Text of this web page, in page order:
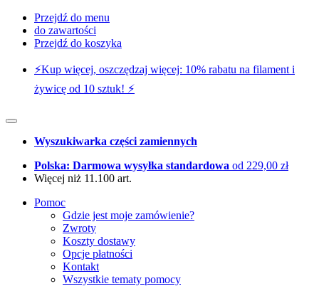
Przejdź do menu
do zawartości
Przejdź do koszyka
⚡️Kup więcej, oszczędzaj więcej: 10% rabatu na filament i
żywicę od 10 sztuk! ⚡️
Wyszukiwarka części zamiennych
Polska: Darmowa wysyłka standardowa od 229,00 zł
Więcej niż 11.100 art.
Pomoc
Gdzie jest moje zamówienie?
Zwroty
Koszty dostawy
Opcje płatności
Kontakt
Wszystkie tematy pomocy